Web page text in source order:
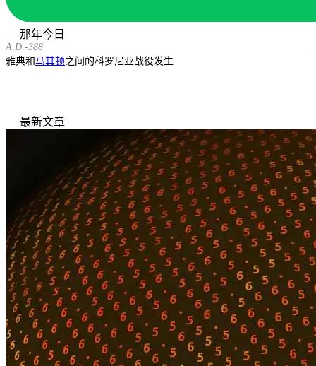
那年今日
A.D.-388
雅典和马其顿之间的科罗尼亚战役发生
最新文章